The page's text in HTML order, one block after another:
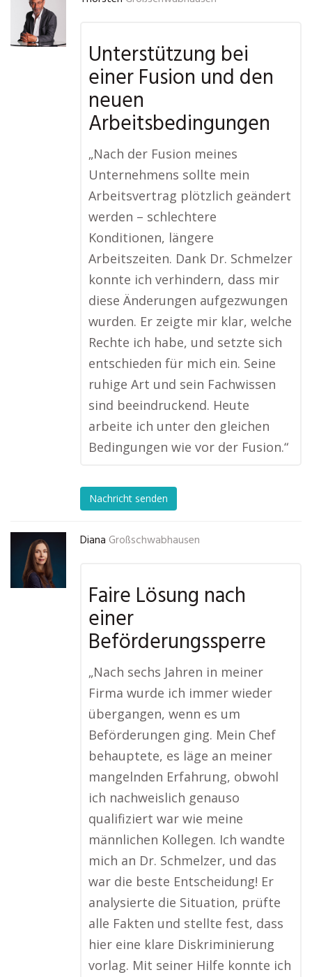
Unterstützung bei
einer Fusion und den
neuen
Arbeitsbedingungen
„Nach der Fusion meines
Unternehmens sollte mein
Arbeitsvertrag plötzlich geändert
werden – schlechtere
Konditionen, längere
Arbeitszeiten. Dank Dr. Schmelzer
konnte ich verhindern, dass mir
diese Änderungen aufgezwungen
wurden. Er zeigte mir klar, welche
Rechte ich habe, und setzte sich
entschieden für mich ein. Seine
ruhige Art und sein Fachwissen
sind beeindruckend. Heute
arbeite ich unter den gleichen
Bedingungen wie vor der Fusion.“
Nachricht senden
Diana Großschwabhausen
Faire Lösung nach
einer
Beförderungssperre
„Nach sechs Jahren in meiner
Firma wurde ich immer wieder
übergangen, wenn es um
Beförderungen ging. Mein Chef
behauptete, es läge an meiner
mangelnden Erfahrung, obwohl
ich nachweislich genauso
qualifiziert war wie meine
männlichen Kollegen. Ich wandte
mich an Dr. Schmelzer, und das
war die beste Entscheidung! Er
analysierte die Situation, prüfte
alle Fakten und stellte fest, dass
hier eine klare Diskriminierung
vorlag. Mit seiner Hilfe konnte ich